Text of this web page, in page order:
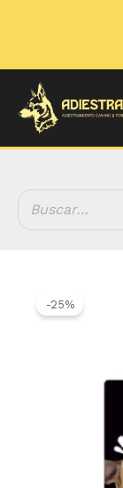
-25%
Bacon
Tartar